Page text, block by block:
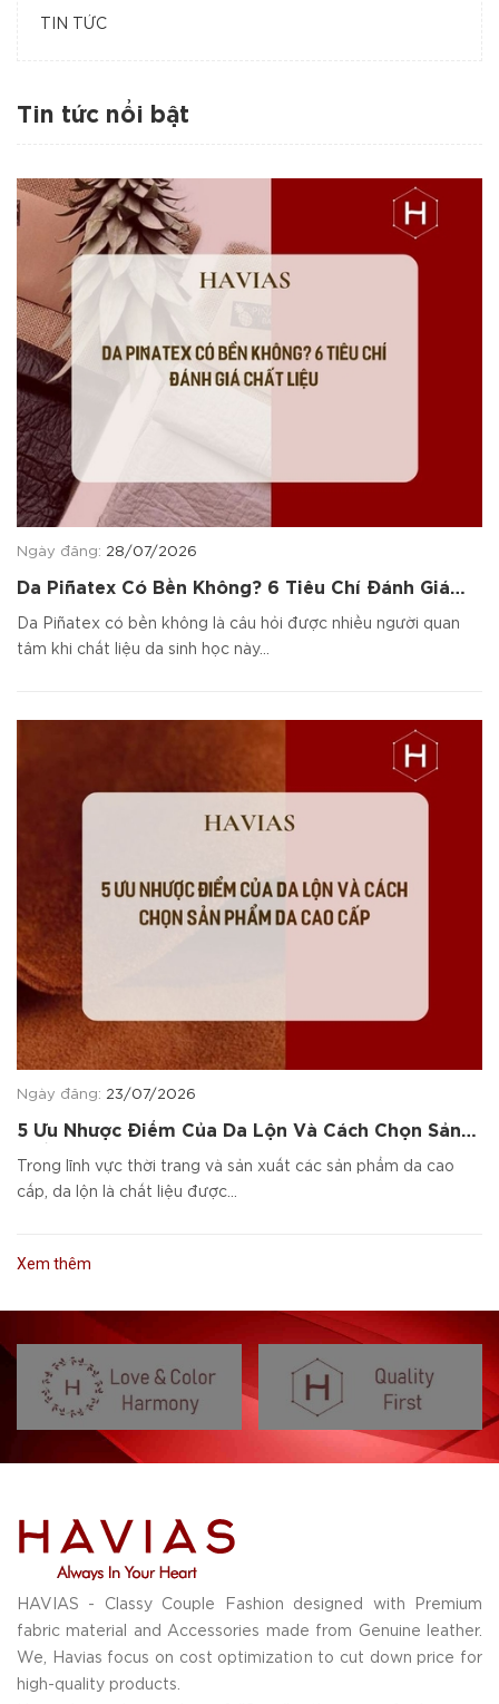
TIN TỨC
Tin tức nổi bật
Ngày đăng: 28/07/2026
Da Piñatex Có Bền Không? 6 Tiêu Chí Đánh Giá
Chất Liệu
Da Piñatex có bền không là câu hỏi được nhiều người quan
tâm khi chất liệu da sinh học này...
Ngày đăng: 23/07/2026
5 Ưu Nhược Điểm Của Da Lộn Và Cách Chọn Sản
Trong lĩnh vực thời trang và sản xuất các sản phẩm da cao
cấp, da lộn là chất liệu được...
Xem thêm
HAVIAS - Classy Couple Fashion designed with Premium
fabric material and Accessories made from Genuine leather.
We, Havias focus on cost optimization to cut down price for
high-quality products.